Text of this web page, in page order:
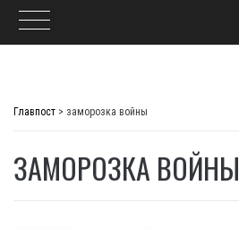
Главпост > заморозка войны
ЗАМОРОЗКА ВОЙНЫ